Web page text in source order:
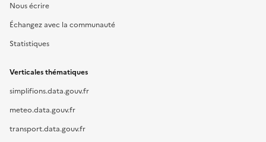
Nous écrire
Échangez avec la communauté
Statistiques
Verticales thématiques
simplifions.data.gouv.fr
meteo.data.gouv.fr
transport.data.gouv.fr